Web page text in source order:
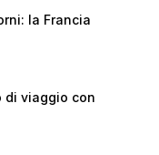
la Francia
di viaggio con